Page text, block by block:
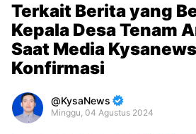
Terkait Berita yang
Kepala Desa Tenam
Saat Media
Konfirmasi
KysaNews
Minggu, 04 Agustus 2024